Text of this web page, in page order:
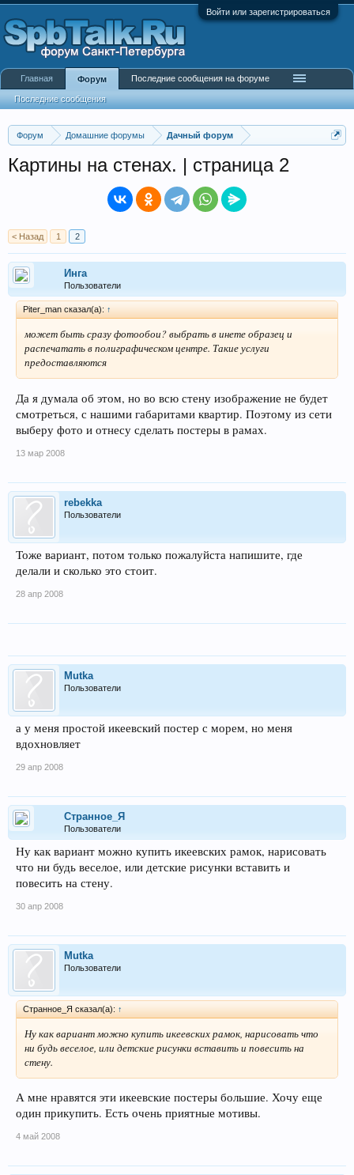
Войти или зарегистрироваться
Форум Домашние форумы Дачный форум
Картины на стенах. | страница 2
< Назад 1 2
Инга
Пользователи
Piter_man сказал(а): ↑
может быть сразу фотообои? выбрать в инете образец и
распечатать в полиграфическом центре. Такие услуги
предоставляются
Да я думала об этом, но во всю стену изображение не будет
смотреться, с нашими габаритами квартир. Поэтому из сети
выберу фото и отнесу сделать постеры в рамах.
13 мар 2008
rebekka
Пользователи
Тоже вариант, потом только пожалуйста напишите, где
делали и сколько это стоит.
28 апр 2008
Mutka
Пользователи
а у меня простой икеевский постер с морем, но меня
вдохновляет
29 апр 2008
Странное_Я
Пользователи
Ну как вариант можно купить икеевских рамок, нарисовать
что ни будь веселое, или детские рисунки вставить и
повесить на стену.
30 апр 2008
Mutka
Пользователи
Странное_Я сказал(а): ↑
Ну как вариант можно купить икеевских рамок, нарисовать что
ни будь веселое, или детские рисунки вставить и повесить на
стену.
А мне нравятся эти икеевские постеры большие. Хочу еще
один прикупить. Есть очень приятные мотивы.
4 май 2008
Главная Форум
Последние сообщения
Последние сообщения на форуме